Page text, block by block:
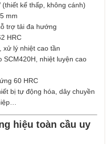
(thiết kế thấp, không cánh)
mm
trợ tải đa hướng
HRC
xử lý nhiệt cao tần
SCM420H, nhiệt luyện cao
60 HRC
bị tự động hóa, dây chuyền
hiệu toàn cầu uy